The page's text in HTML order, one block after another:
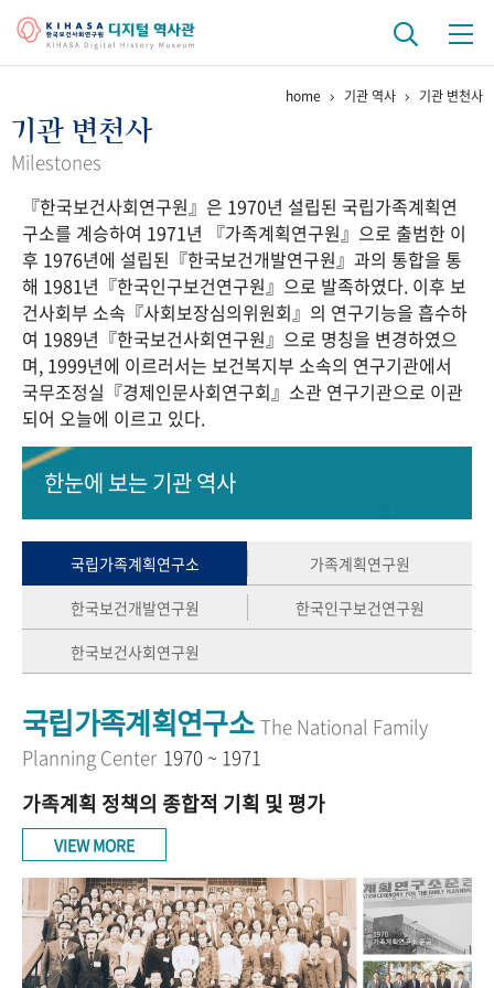
걸어온 길 기관 변천사
연구 역사
정책과 연구 키워드로 보는 연구 역사
연구자들
간행물 변천사
기록물 아카이브
사진 아카이브 문서 기록물 행정박물 영상 기록물
50+1 주년 기념
세계와 함께 한 KIHASA
VR 역사관
home 기관 역사 기관 변천사
기관 변천사
Milestones
『한국보건사회연구원』은 1970년 설립된 국립가족계획연
구소를 계승하여 1971년 『가족계획연구원』으로 출범한 이
후 1976년에 설립된『한국보건개발연구원』과의 통합을 통
해 1981년『한국인구보건연구원』으로 발족하였다. 이후 보
건사회부 소속『사회보장심의위원회』의 연구기능을 흡수하
여 1989년『한국보건사회연구원』으로 명칭을 변경하였으
며, 1999년에 이르러서는 보건복지부 소속의 연구기관에서
국무조정실『경제인문사회연구회』소관 연구기관으로 이관
되어 오늘에 이르고 있다.
한눈에 보는기관 역사
국립가족계획연구소
가족계획연구원
한국보건개발연구원
한국인구보건연구원
한국보건사회연구원
국립가족계획연구소 The National Family
Planning Center 1970 ~ 1971
가족계획 정책의 종합적 기획 및 평가
VIEW MORE